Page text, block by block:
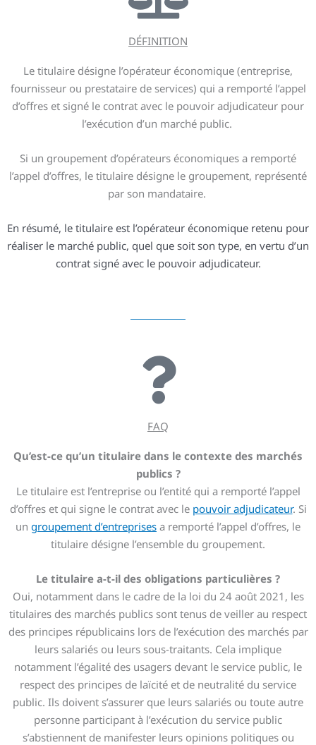
DÉFINITION
Le titulaire désigne l’opérateur économique (entreprise,
fournisseur ou prestataire de services) qui a remporté l’appel
d’offres et signé le contrat avec le pouvoir adjudicateur pour
l’exécution d’un marché public.
Si un groupement d’opérateurs économiques a remporté
l’appel d’offres, le titulaire désigne le groupement, représenté
par son mandataire.
En résumé, le titulaire est l’opérateur économique retenu pour
réaliser le marché public, quel que soit son type, en vertu d’un
contrat signé avec le pouvoir adjudicateur.
FAQ
Qu’est-ce qu’un titulaire dans le contexte des marchés
publics ?
Le titulaire est l’entreprise ou l’entité qui a remporté l’appel
d’offres et qui signe le contrat avec le pouvoir adjudicateur. Si
un groupement d’entreprises a remporté l’appel d’offres, le
titulaire désigne l’ensemble du groupement.
Le titulaire a-t-il des obligations particulières ?
Oui, notamment dans le cadre de la loi du 24 août 2021, les
titulaires des marchés publics sont tenus de veiller au respect
des principes républicains lors de l’exécution des marchés par
leurs salariés ou leurs sous-traitants. Cela implique
notamment l’égalité des usagers devant le service public, le
respect des principes de laïcité et de neutralité du service
public. Ils doivent s’assurer que leurs salariés ou toute autre
personne participant à l’exécution du service public
s’abstiennent de manifester leurs opinions politiques ou